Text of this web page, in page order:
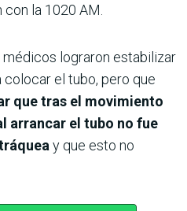
la 1020 AM.
lograron estabilizar
el tubo, pero que
que tras el movimiento
arrancar el tubo no fue
y que esto no